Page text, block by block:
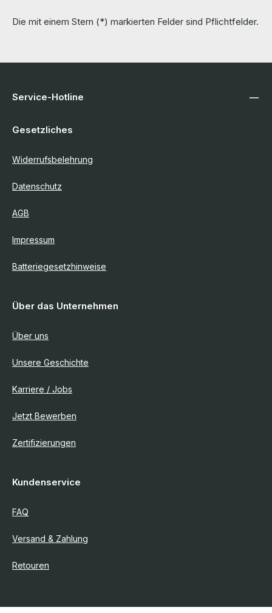
Die mit einem Stern (*) markierten Felder sind Pflichtfelder.
Service-Hotline
Gesetzliches
Widerrufsbelehrung
Datenschutz
AGB
Impressum
Batteriegesetzhinweise
Über das Unternehmen
Über uns
Unsere Geschichte
Karriere / Jobs
Jetzt Bewerben
Zertifizierungen
Kundenservice
FAQ
Versand & Zahlung
Retouren